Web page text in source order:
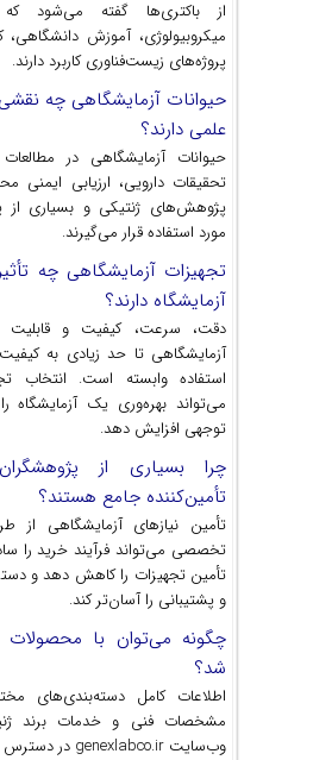
از باکتری‌ها گفته می‌شود
میکروبیولوژی، آموزش
پروژه‌های زیست‌فناوری کاربرد دارند.
حیوانات آزمایشگاهی چه
علمی دارند؟
حیوانات آزمایشگاهی در
تحقیقات دارویی، ارزیابی ایمنی
پژوهش‌های ژنتیکی و بسیاری از
مورد استفاده قرار می‌گیرند.
تجهیزات آزمایشگاهی چه
آزمایشگاه دارند؟
دقت، سرعت، کیفیت و قابلیت
آزمایشگاهی تا حد زیادی به
استفاده وابسته است. انتخاب
می‌تواند بهره‌وری یک آزمایشگاه
توجهی افزایش دهد.
چرا بسیاری از
تأمین‌کننده جامع هستند؟
تأمین نیازهای آزمایشگاهی
تخصصی می‌تواند فرآیند خرید را
تأمین تجهیزات را کاهش دهد و
و پشتیبانی را آسان‌تر کند.
چگونه می‌توان با محصولات
شد؟
اطلاعات کامل دسته‌بندی‌های
مشخصات فنی و خدمات برند
وب‌سایت genexlabco.ir در دسترس است.